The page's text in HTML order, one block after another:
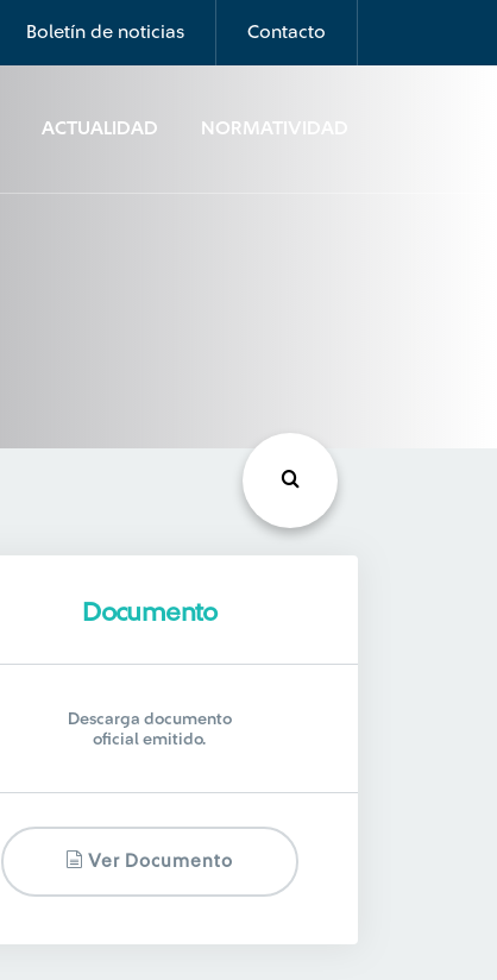
Boletín de noticias Contacto
ACTUALIDAD NORMATIVIDAD
Documento
Descarga documento
oficial emitido.
Ver Documento